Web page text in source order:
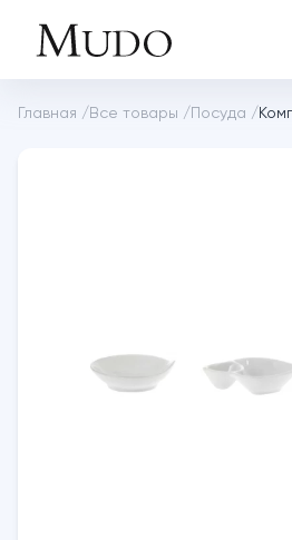
Главная / Все товары / Посуда /